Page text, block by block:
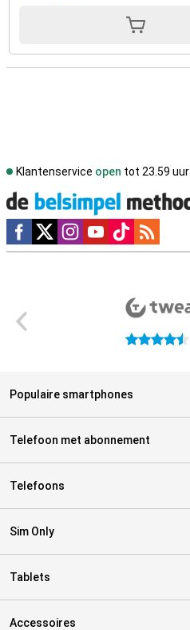
Klantenservice open tot 23.59 uur
Social media
4.5 sterren
Populaire smartphones
Telefoon met abonnement
Telefoons
Sim Only
Tablets
Accessoires